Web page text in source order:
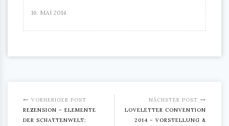
16. MAI 2014
VORHERIGER POST
REZENSION – ELEMENTE
DER SCHATTENWELT:
NÄCHSTER POST
LOVELETTER CONVENTION
2014 – VORSTELLUNG &